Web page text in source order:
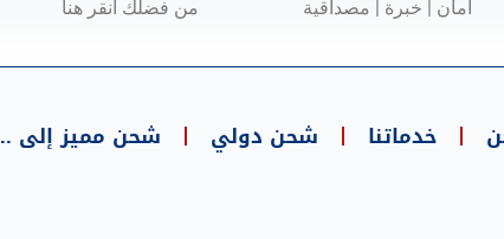
أمان | خبرة | مصداقية من فضلك انقر هنا
خدماتنا شحن دولي شحن مميز إلى ..